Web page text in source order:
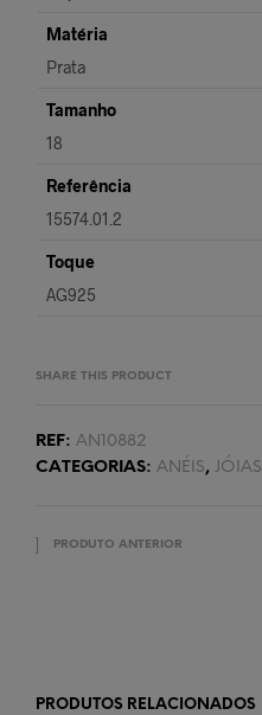
Matéria
Prata
Tamanho
18
Referência
15574.01.2
Toque
AG925
SHARE THIS PRODUCT
REF: AN10882
CATEGORIAS: ANÉIS, JÓIAS
PRODUTO ANTERIOR
PRODUTOS RELACIONADOS